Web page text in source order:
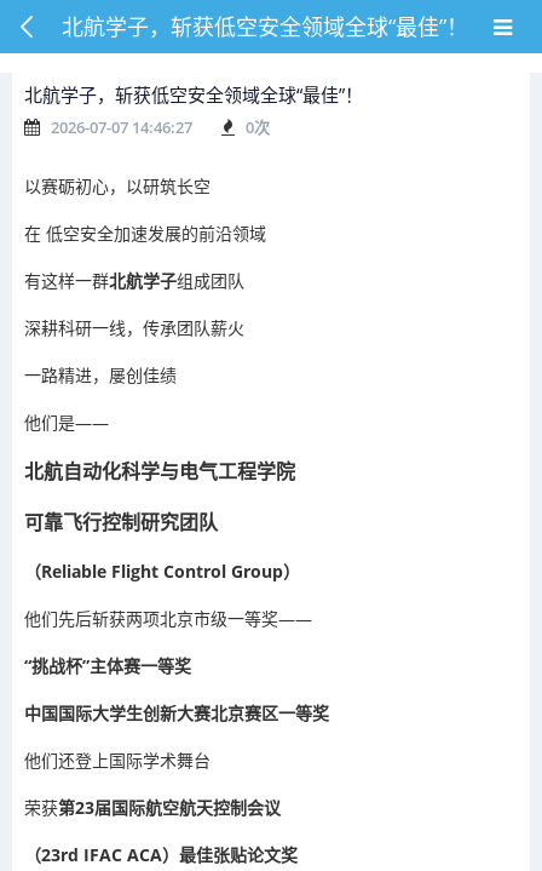
北航学子，斩获低空安全领域全球“最佳”！
北航学子，斩获低空安全领域全球“最佳”！
2026-07-07 14:46:27 0次
以赛砺初心，以研筑长空
在 低空安全加速发展的前沿领域
有这样一群北航学子组成团队
深耕科研一线，传承团队薪火
一路精进，屡创佳绩
他们是——
北航自动化科学与电气工程学院
可靠飞行控制研究团队
（Reliable Flight Control Group）
他们先后斩获两项北京市级一等奖——
“挑战杯”主体赛一等奖
中国国际大学生创新大赛北京赛区一等奖
他们还登上国际学术舞台
荣获第23届国际航空航天控制会议
（23rd IFAC ACA）最佳张贴论文奖